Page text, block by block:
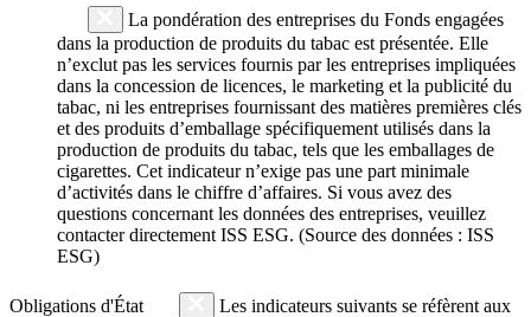
La pondération des entreprises du Fonds engagées
dans la production de produits du tabac est présentée. Elle
n’exclut pas les services fournis par les entreprises impliquées
dans la concession de licences, le marketing et la publicité du
tabac, ni les entreprises fournissant des matières premières clés
et des produits d’emballage spécifiquement utilisés dans la
production de produits du tabac, tels que les emballages de
cigarettes. Cet indicateur n’exige pas une part minimale
d’activités dans le chiffre d’affaires. Si vous avez des
questions concernant les données des entreprises, veuillez
contacter directement ISS ESG. (Source des données : ISS
ESG)
Obligations d'État
Les indicateurs suivants se réfèrent aux